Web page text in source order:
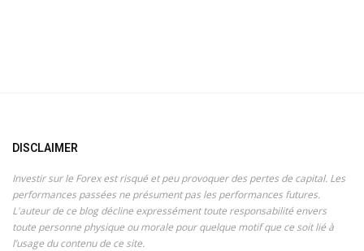
DISCLAIMER
Investir sur le Forex est risqué et peu provoquer des pertes de capital. Les
performances passées ne présument pas les performances futures.
L'auteur de ce blog décline expressément toute responsabilité envers
toute personne physique ou morale pour quelque motif que ce soit lié à
l’usage du contenu de ce site.